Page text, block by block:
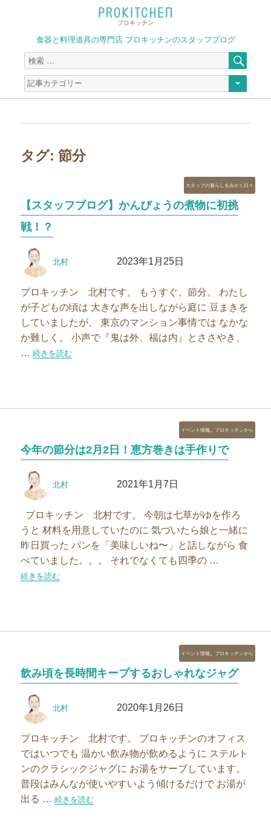
プロキッチン
食器と料理道具の専門店 プロキッチンのスタッフブログ
検
索
対
象:
索
タグ:節分
【スタッフブログ】かんぴょうの煮物に初挑
戦！？
稿
北村 2023年1月25日
カ
テ
ゴ
スタッフの暮らしをみがく日々
プロキッチン 北村です。 もうすぐ、節分。 わたし
が子どもの頃は 大きな声を出しながら庭に 豆まきを
していましたが、 東京のマンション事情では なかな
か難しく。 小声で『鬼は外、福は内』とささやき、
…“【スタッフブログ】かんぴょうの煮物に初挑戦！？”の
続きを読む
今年の節分は2月2日！恵方巻きは手作りで
稿
北村 2021年1月7日
カ
テ
ゴ
イベント情報 , プロキッチンから
プロキッチン 北村です。 今朝は七草がゆを作ろ
うと 材料を用意していたのに 気づいたら娘と一緒に
昨日買った パンを「美味しいね〜」と話しながら 食
べていました。。。 それでなくても四季の …
“今年の節分は2月2日！恵方巻きは手作りで”の
続きを読む
飲み頃を長時間キープするおしゃれなジャグ
稿
北村 2020年1月26日
カ
テ
ゴ
イベント情報 プロキッチンから
プロキッチン 北村です。 プロキッチンのオフィス
ではいつでも 温かい飲み物が飲めるように ステルト
ンのクラシックジャグに お湯をサーブしています。
普段はみんなが使いやすいよう傾けるだけで お湯が
出る …“飲み頃を長時間キープするおしゃれなジャグ”の
続きを読む